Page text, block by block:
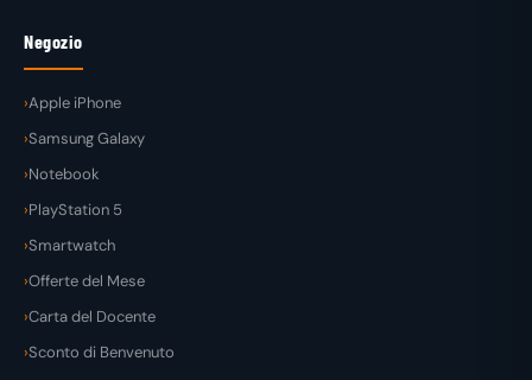
Negozio
Apple iPhone
Samsung Galaxy
Notebook
PlayStation 5
Smartwatch
Offerte del Mese
Carta del Docente
Sconto di Benvenuto